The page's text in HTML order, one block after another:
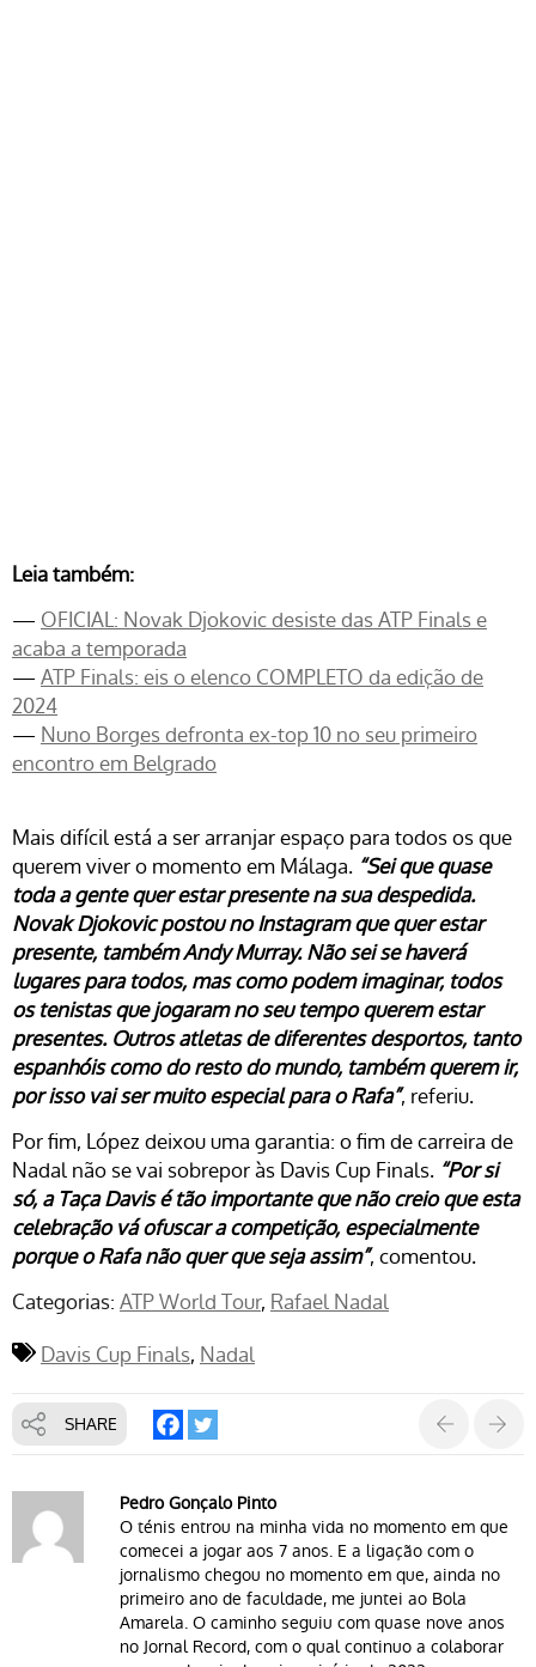
Leia também:
— OFICIAL: Novak Djokovic desiste das ATP Finals e
acaba a temporada
— ATP Finals: eis o elenco COMPLETO da edição de
2024
— Nuno Borges defronta ex-top 10 no seu primeiro
encontro em Belgrado
Mais difícil está a ser arranjar espaço para todos os que
querem viver o momento em Málaga. “Sei que quase
toda a gente quer estar presente na sua despedida.
Novak Djokovic postou no Instagram que quer estar
presente, também Andy Murray. Não sei se haverá
lugares para todos, mas como podem imaginar, todos
os tenistas que jogaram no seu tempo querem estar
presentes. Outros atletas de diferentes desportos, tanto
espanhóis como do resto do mundo, também querem ir,
por isso vai ser muito especial para o Rafa”, referiu.
Por fim, López deixou uma garantia: o fim de carreira de
Nadal não se vai sobrepor às Davis Cup Finals. “Por si
só, a Taça Davis é tão importante que não creio que esta
celebração vá ofuscar a competição, especialmente
porque o Rafa não quer que seja assim”, comentou.
Categorias: ATP World Tour Rafael Nadal
Davis Cup Finals Nadal
SHARE
Pedro Gonçalo Pinto
O ténis entrou na minha vida no momento em que
comecei a jogar aos 7 anos. E a ligação com o
jornalismo chegou no momento em que, ainda no
primeiro ano de faculdade, me juntei ao Bola
Amarela. O caminho seguiu com quase nove anos
no Jornal Record, com o qual continuo a colaborar